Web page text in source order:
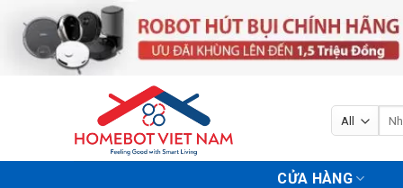
content
Tìm
CỬA HÀNG